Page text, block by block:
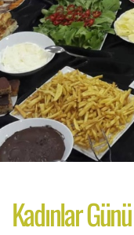
Kadınlar